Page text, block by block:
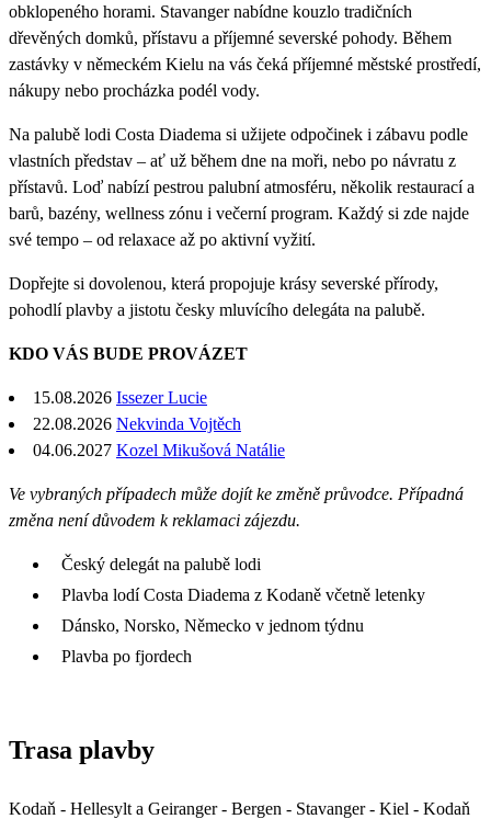
obklopeného horami. Stavanger nabídne kouzlo tradičních
dřevěných domků, přístavu a příjemné severské pohody. Během
zastávky v německém Kielu na vás čeká příjemné městské prostředí,
nákupy nebo procházka podél vody.
Na palubě lodi Costa Diadema si užijete odpočinek i zábavu podle
vlastních představ – ať už během dne na moři, nebo po návratu z
přístavů. Loď nabízí pestrou palubní atmosféru, několik restaurací a
barů, bazény, wellness zónu i večerní program. Každý si zde najde
své tempo – od relaxace až po aktivní vyžití.
Dopřejte si dovolenou, která propojuje krásy severské přírody,
pohodlí plavby a jistotu česky mluvícího delegáta na palubě.
KDO VÁS BUDE PROVÁZET
15.08.2026 Issezer Lucie
22.08.2026 Nekvinda Vojtěch
04.06.2027 Kozel Mikušová Natálie
Ve vybraných případech může dojít ke změně průvodce. Případná
změna není důvodem k reklamaci zájezdu.
Český delegát na palubě lodi
Plavba lodí Costa Diadema z Kodaně včetně letenky
Dánsko, Norsko, Německo v jednom týdnu
Plavba po fjordech
Trasa plavby
Kodaň - Hellesylt a Geiranger - Bergen - Stavanger - Kiel - Kodaň